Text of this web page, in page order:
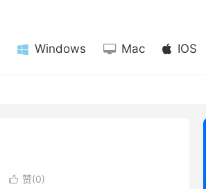
Windows Mac IOS
 赞(0)